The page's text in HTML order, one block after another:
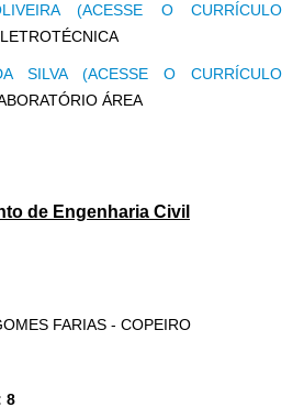
(ACESSE O CURRÍCULO
SILVA (ACESSE O CURRÍCULO
ÁREA
de Engenharia Civil
FARIAS - COPEIRO
8